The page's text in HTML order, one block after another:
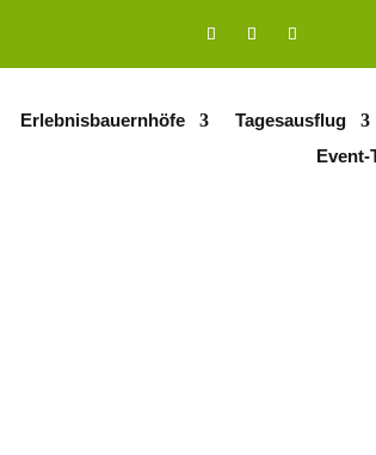
Erlebnisbauernhöfe Tagesausflug
Event-